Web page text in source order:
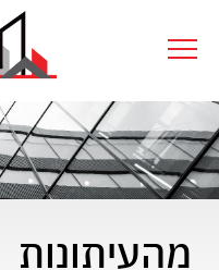
מהעיתונות